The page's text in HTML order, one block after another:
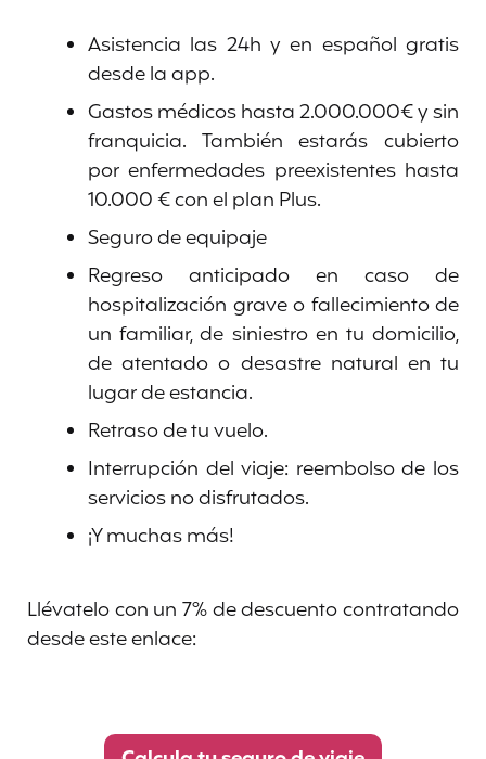
Asistencia las 24h y en español gratis
desde la app.
Gastos médicos hasta 2.000.000€ y sin
franquicia. También estarás cubierto
por enfermedades preexistentes hasta
10.000 € con el plan Plus.
Seguro de equipaje
Regreso anticipado en caso de
hospitalización grave o fallecimiento de
un familiar, de siniestro en tu domicilio,
de atentado o desastre natural en tu
lugar de estancia.
Retraso de tu vuelo.
Interrupción del viaje: reembolso de los
servicios no disfrutados.
¡Y muchas más!
Llévatelo con un 7% de descuento contratando
desde este enlace: